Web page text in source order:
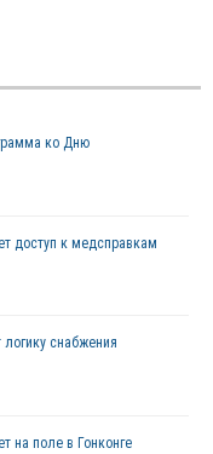
ко Дню
доступ к медсправкам
снабжения
на поле в Гонконге